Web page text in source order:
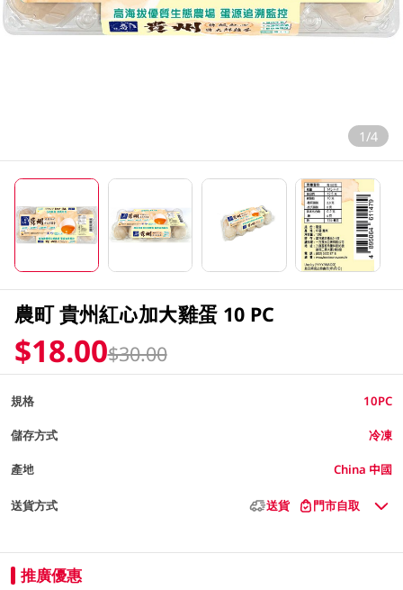
1/4
農町 貴州紅心加大雞蛋 10 PC
$18.00$30.00
規格 10PC
儲存方式 冷凍
產地 China 中國
送貨方式 送貨 門市自取
推廣優惠